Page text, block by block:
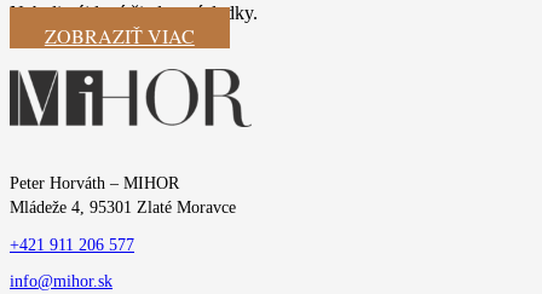
Neboli nájdené žiadne výsledky.
ZOBRAZIŤ VIAC
Peter Horváth – MIHOR
Mládeže 4, 95301 Zlaté Moravce
+421 911 206 577
info@mihor.sk